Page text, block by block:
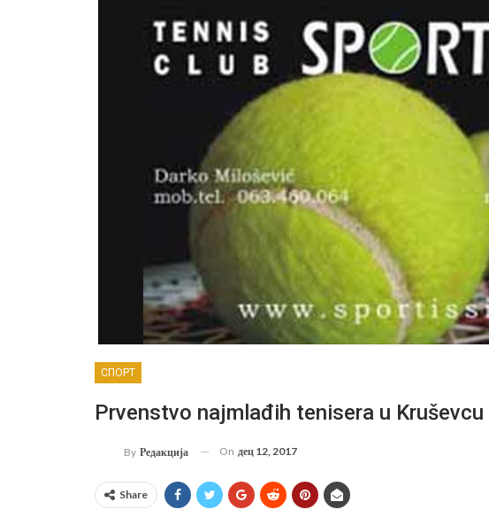
СПОРТ
Prvenstvo najmlađih tenisera u Kruševcu
By Редакција On дец 12, 2017
Share